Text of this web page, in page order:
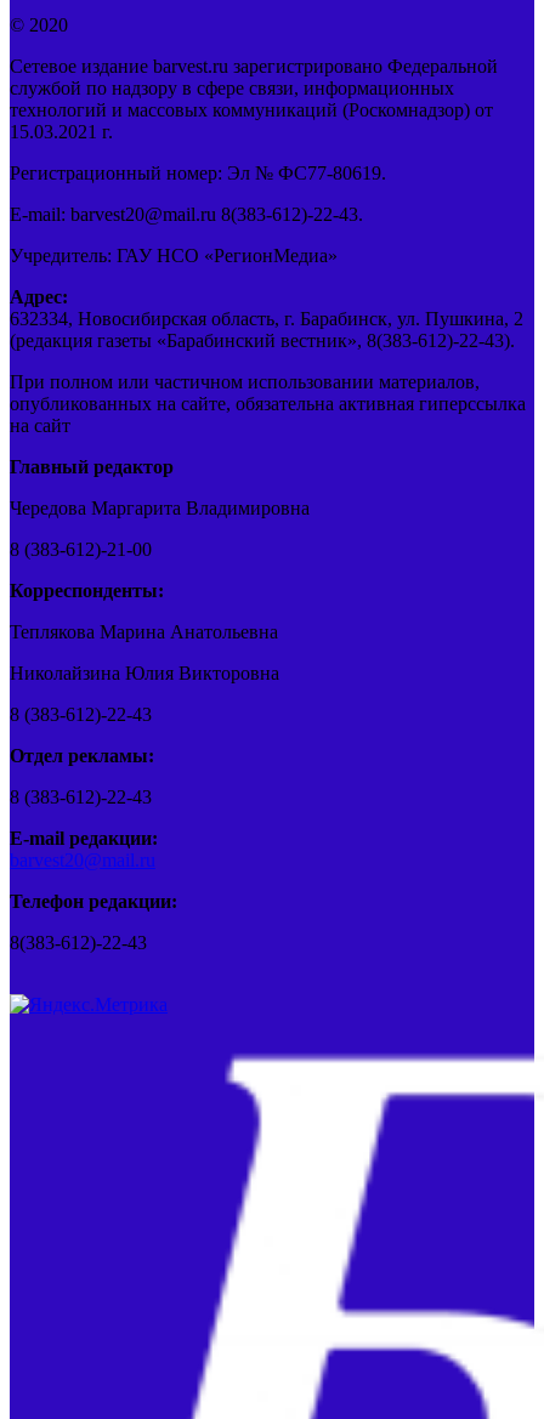
© 2020
Сетевое издание barvest.ru зарегистрировано Федеральной
службой по надзору в сфере связи, информационных
технологий и массовых коммуникаций (Роскомнадзор) от
15.03.2021 г.
Регистрационный номер: Эл № ФС77-80619.
E-mail: barvest20@mail.ru 8(383-612)-22-43.
Учредитель: ГАУ НСО «РегионМедиа»
Адрес:
632334, Новосибирская область, г. Барабинск, ул. Пушкина, 2
(редакция газеты «Барабинский вестник», 8(383-612)-22-43).
При полном или частичном использовании материалов,
опубликованных на сайте, обязательна активная гиперссылка
на сайт
Главный редактор
Чередова Маргарита Владимировна
8 (383-612)-21-00
Корреспонденты:
Теплякова Марина Анатольевна
Николайзина Юлия Викторовна
8 (383-612)-22-43
Отдел рекламы:
8 (383-612)-22-43
E-mail редакции:
barvest20@mail.ru
Телефон редакции:
8(383-612)-22-43